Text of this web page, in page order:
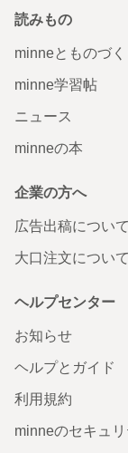
読みもの
minneとものづく
minne学習帖
ニュース
minneの本
企業の方へ
広告出稿について
大口注文について
ヘルプセンター
お知らせ
ヘルプとガイド
利用規約
minneのセキュリ